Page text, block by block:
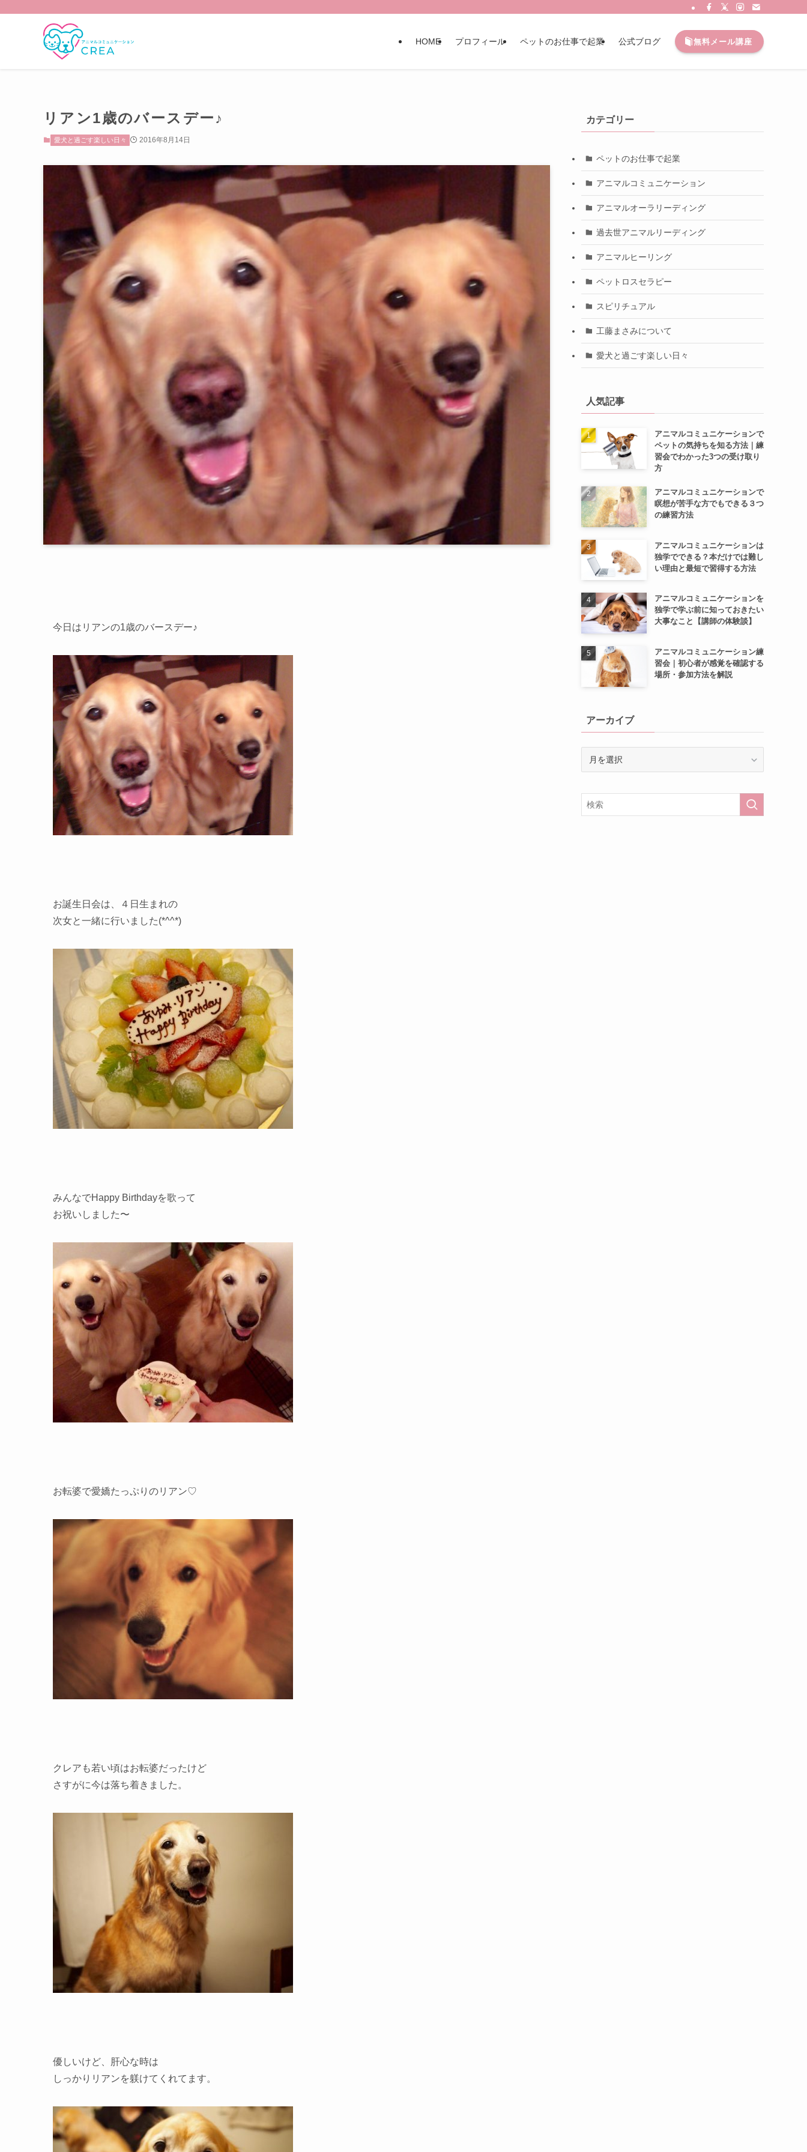
HOME プロフィール ペットのお仕事で起業 公式ブログ 無料メール講座
リアン1歳のバースデー♪
愛犬と過ごす楽しい日々 2016年8月14日
今日はリアンの1歳のバースデー♪
お誕生日会は、４日生まれの
次女と一緒に行いました(*^^*)
みんなでHappy Birthdayを歌って
お祝いしました〜
お転婆で愛嬌たっぷりのリアン♡
クレアも若い頃はお転婆だったけど
さすがに今は落ち着きました。
優しいけど、肝心な時は
しっかりリアンを躾けてくれてます。
カテゴリー
ペットのお仕事で起業
アニマルコミュニケーション
アニマルオーラリーディング
過去世アニマルリーディング
アニマルヒーリング
ペットロスセラピー
スピリチュアル
工藤まさみについて
愛犬と過ごす楽しい日々
人気記事
アニマルコミュニケーションで
ペットの気持ちを知る方法｜練
習会でわかった3つの受け取り
方
アニマルコミュニケーションで
瞑想が苦手な方でもできる３つ
の練習方法
アニマルコミュニケーションは
独学でできる？本だけでは難し
い理由と最短で習得する方法
アニマルコミュニケーションを
独学で学ぶ前に知っておきたい
大事なこと【講師の体験談】
アニマルコミュニケーション練
習会｜初心者が感覚を確認する
場所・参加方法を解説
アーカイブ
イ
ブ